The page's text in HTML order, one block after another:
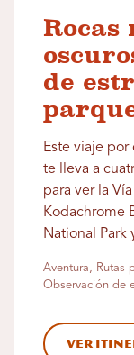
Rocas
de
Este viaje por
te lleva a
para ver la
Kodachrome
National Park
Aventura, Rutas
Observación de
Ver